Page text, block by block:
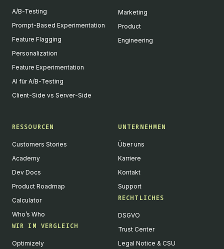
A/B-Testing
Prompt-Based Experimentation
Feature Flagging
Personalization
Feature Experimentation
AI für A/B-Testing
Client-Side vs Server-Side
Marketing
Product
Engineering
RESSOURCEN
Customers Stories
Academy
Dev Docs
Product Roadmap
Calculator
Who’s Who
WIR IM VERGLEICH
Optimizely
UNTERNEHMEN
Über uns
Karriere
Kontakt
Support
RECHTLICHES
DSGVO
Trust Center
Legal Notice & CSU